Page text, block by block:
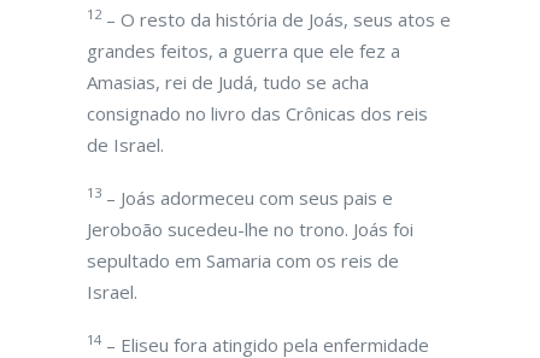
12– O resto da história de Joás, seus atos e
grandes feitos, a guerra que ele fez a
Amasias, rei de Judá, tudo se acha
consignado no livro das Crônicas dos reis
de Israel.
13 – Joás adormeceu com seus pais e
Jeroboão sucedeu-lhe no trono. Joás foi
sepultado em Samaria com os reis de
Israel.
14 – Eliseu fora atingido pela enfermidade